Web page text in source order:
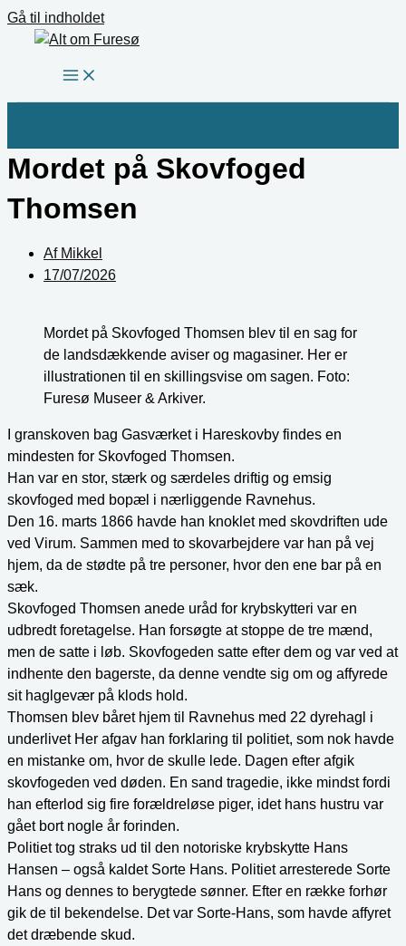
Gå til indholdet
Mordet på Skovfoged
Thomsen
AfMikkel
17/07/2026
Mordet på Skovfoged Thomsen blev til en sag for
de landsdækkende aviser og magasiner. Her er
illustrationen til en skillingsvise om sagen. Foto:
Furesø Museer & Arkiver.
I granskoven bag Gasværket i Hareskovby findes en
mindesten for Skovfoged Thomsen.
Han var en stor, stærk og særdeles driftig og emsig
skovfoged med bopæl i nærliggende Ravnehus.
Den 16. marts 1866 havde han knoklet med skovdriften ude
ved Virum. Sammen med to skovarbejdere var han på vej
hjem, da de stødte på tre personer, hvor den ene bar på en
sæk.
Skovfoged Thomsen anede uråd for krybskytteri var en
udbredt foretagelse. Han forsøgte at stoppe de tre mænd,
men de satte i løb. Skovfogeden satte efter dem og var ved at
indhente den bagerste, da denne vendte sig om og affyrede
sit haglgevær på klods hold.
Thomsen blev båret hjem til Ravnehus med 22 dyrehagl i
underlivet Her afgav han forklaring til politiet, som nok havde
en mistanke om, hvor de skulle lede. Dagen efter afgik
skovfogeden ved døden. En sand tragedie, ikke mindst fordi
han efterlod sig fire forældreløse piger, idet hans hustru var
gået bort nogle år forinden.
Politiet tog straks ud til den notoriske krybskytte Hans
Hansen – også kaldet Sorte Hans. Politiet arresterede Sorte
Hans og dennes to berygtede sønner. Efter en række forhør
gik de til bekendelse. Det var Sorte-Hans, som havde affyret
det dræbende skud.